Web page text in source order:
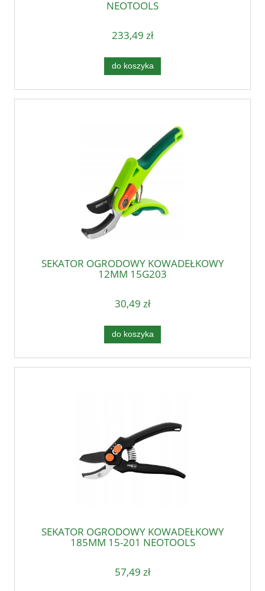
NEOTOOLS
233,49 zł
do koszyka
SEKATOR OGRODOWY KOWADEŁKOWY
12MM 15G203
30,49 zł
do koszyka
SEKATOR OGRODOWY KOWADEŁKOWY
185MM 15-201 NEOTOOLS
57,49 zł